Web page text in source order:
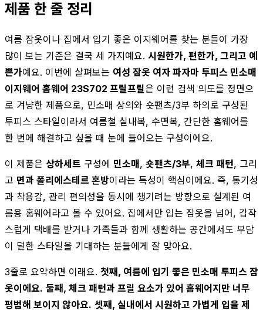
제품 한 줄 정리
여름 잠옷이나 집에서 입기 좋은 이지웨어를 찾는 분들이 가장
많이 보는 기준은 결국 세 가지예요. 시원한가, 편한가, 그리고 예
쁜가예요. 이번에 살펴보는 여성 잠옷 여자 파자마 투피스 민소매
이지웨어 홈웨어 23S702 프릴프릴은 이런 검색 의도를 정면으
로 겨냥한 제품으로, 민소매 상의와 숏팬츠/3부 하의로 구성된
투피스 스타일이라서 여름철 실내복, 수면복, 간단한 홈웨어를
한 번에 해결하고 싶을 때 눈에 들어오는 구성이에요.
이 제품은 상하세트 구성에 민소매, 숏팬츠/3부, 체크 패턴, 그리
고 면과 폴리에스테르 혼방이라는 특성이 핵심이에요. 즉, 통기성
과 착용감, 관리 편의성을 동시에 챙기려는 방향으로 설계된 여
름용 홈웨어라고 볼 수 있어요. 집에서만 입는 잠옷을 넘어, 갑작
스럽게 택배를 받거나 가족들과 함께 생활하는 공간에서도 부담
이 덜한 스타일을 기대하는 분들에게 잘 맞아요.
3줄로 요약하면 이래요. 첫째, 여름에 입기 좋은 민소매 투피스 잠
옷이에요. 둘째, 체크 패턴과 프릴 요소가 있어 홈웨어지만 너무
평범해 보이지 않아요. 셋째, 실내에서 시원하고 가볍게 입을 제